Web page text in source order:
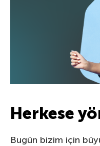
Herkese
Bugün bizim için